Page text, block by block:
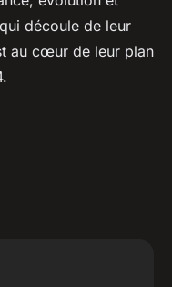
découle de leur
au cœur de leur plan